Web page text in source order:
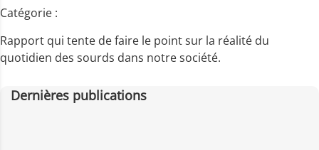
Catégorie :
Rapport qui tente de faire le point sur la réalité du
quotidien des sourds dans notre société.
Dernières publications